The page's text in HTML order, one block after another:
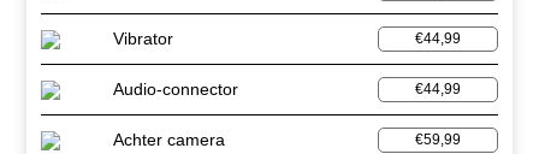
Vibrator €44,99
Audio-connector €44,99
Achter camera €59,99